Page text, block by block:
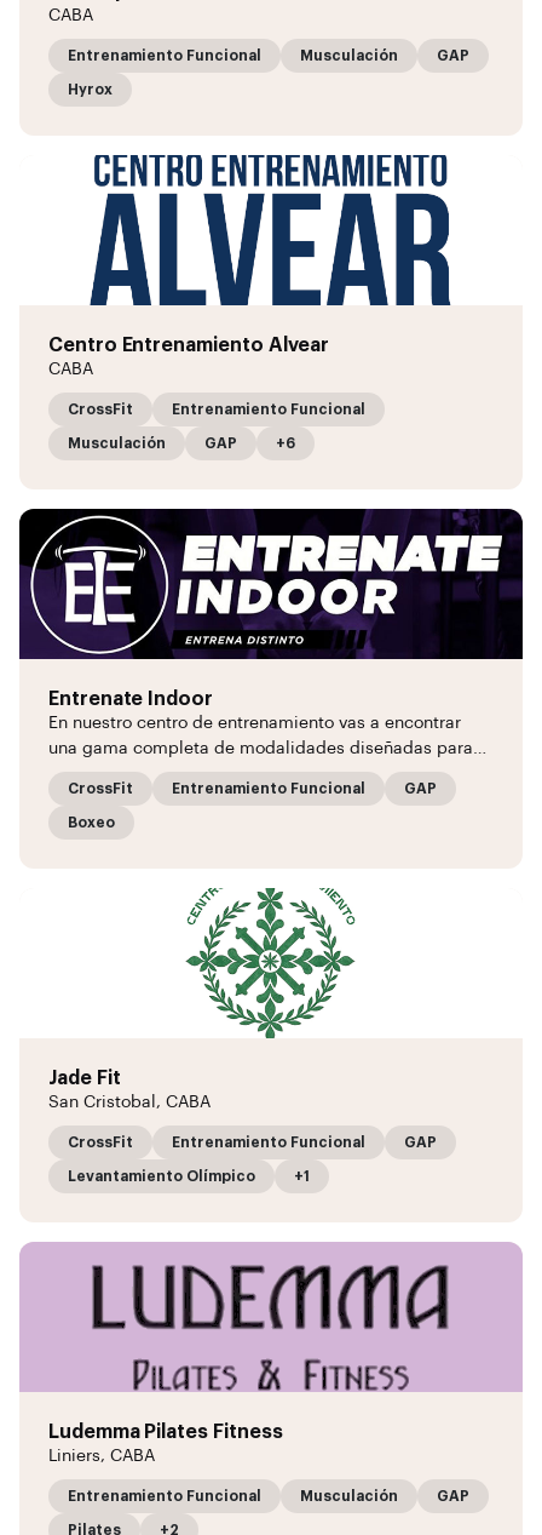
CABA
Entrenamiento Funcional Musculación GAP
Hyrox
Centro Entrenamiento Alvear
CABA
CrossFit Entrenamiento Funcional
Musculación GAP +6
Entrenate Indoor
En nuestro centro de entrenamiento vas a encontrar
una gama completa de modalidades diseñadas para…
CrossFit Entrenamiento Funcional GAP
Boxeo
Jade Fit
San Cristobal, CABA
CrossFit Entrenamiento Funcional GAP
Levantamiento Olímpico +1
Ludemma Pilates Fitness
Liniers, CABA
Entrenamiento Funcional Musculación GAP
Pilates +2